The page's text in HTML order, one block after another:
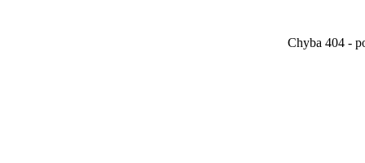
Chyba 404 -